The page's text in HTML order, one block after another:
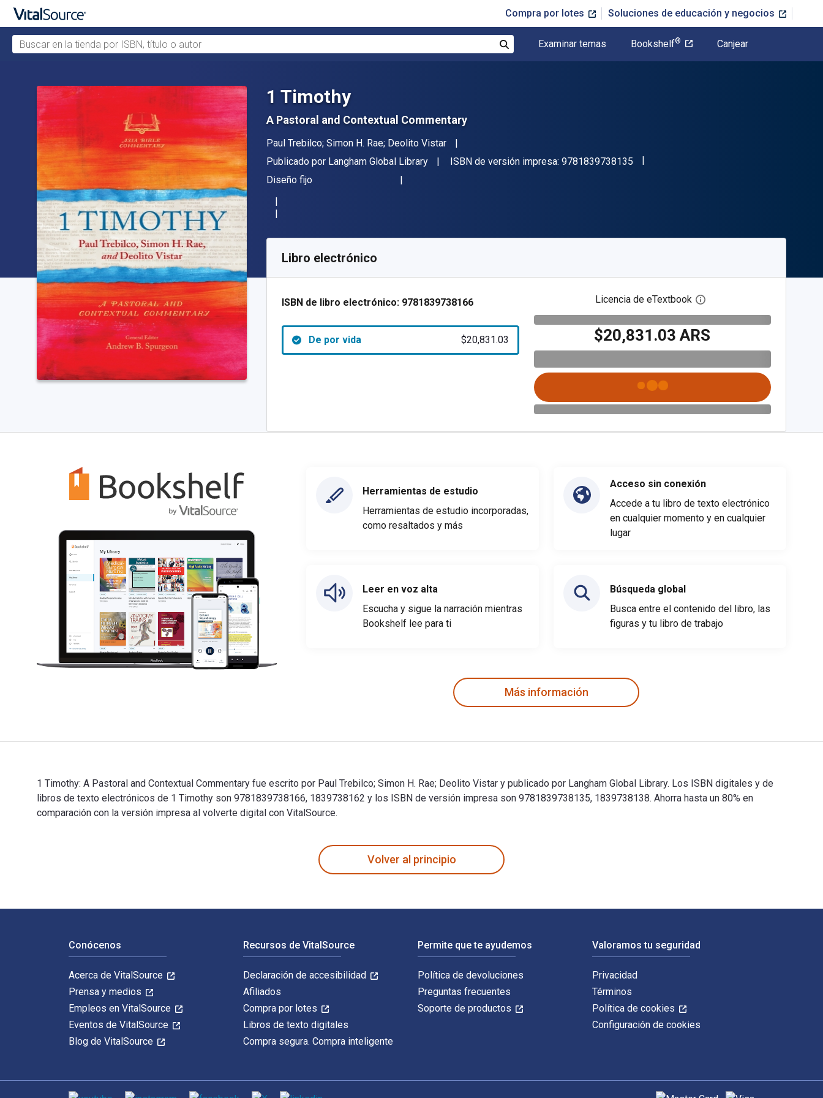
Compra por lotes Soluciones de educación y negocios
Buscar en la tienda por ISBN, título o autor
Examinar temas Bookshelf® Canjear
1 Timothy
A Pastoral and Contextual Commentary
Autor(es)
Paul Trebilco; Simon H. Rae; Deolito Vistar
Editor
Publicado por Langham Global Library ISBN de versión impresa: 9781839738135 "ISBN-13 9781839738135"
Formato
Diseño fijo
SKU:
Libro electrónico
ISBN de libro electrónico: 9781839738166
De por vida $20,831.03
Licencia de eTextbook Abre el cuadro de diálogo
$20,831.03 ARS
Herramientas de estudio
Herramientas de estudio incorporadas,
como resaltados y más
Leer en voz alta
Escucha y sigue la narración mientras
Bookshelf lee para ti
Acceso sin conexión
Accede a tu libro de texto electrónico
en cualquier momento y en cualquier
lugar
Búsqueda global
Busca entre el contenido del libro, las
figuras y tu libro de trabajo
Más información
1 Timothy: A Pastoral and Contextual Commentary fue escrito por Paul Trebilco; Simon H. Rae; Deolito Vistar y publicado por Langham Global Library. Los ISBN digitales y de
libros de texto electrónicos de 1 Timothy son 9781839738166, 1839738162 y los ISBN de versión impresa son 9781839738135, 1839738138. Ahorra hasta un 80% en
comparación con la versión impresa al volverte digital con VitalSource.
Volver al principio
Conócenos
Acerca de VitalSource
Prensa y medios
Empleos en VitalSource
Eventos de VitalSource
Blog de VitalSource
Recursos de VitalSource
Declaración de accesibilidad
Afiliados
Compra por lotes
Libros de texto digitales
Compra segura. Compra inteligente
Permite que te ayudemos
Política de devoluciones
Preguntas frecuentes
Soporte de productos
Valoramos tu seguridad
Privacidad
Términos
Política de cookies
Configuración de cookies